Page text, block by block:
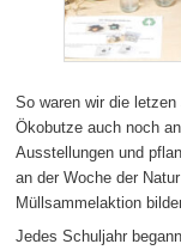
So waren wir die
Ökobutze auch noch
Ausstellungen und
an der Woche der
Müllsammelaktion
Jedes Schuljahr